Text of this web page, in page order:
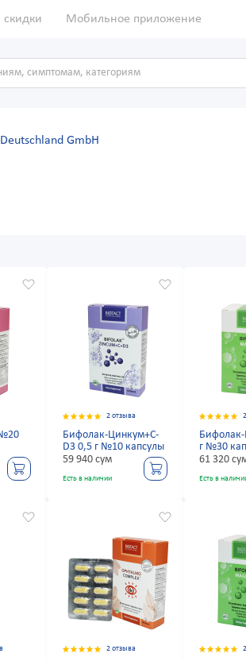
Мобильное приложение
GmbH
2 отзыва
Бифолак-Цинкум+С-
D3 0,5 г №10 капсулы
59 940 сум
Есть в наличии
г №30
61 320
Есть в
2 отзыва